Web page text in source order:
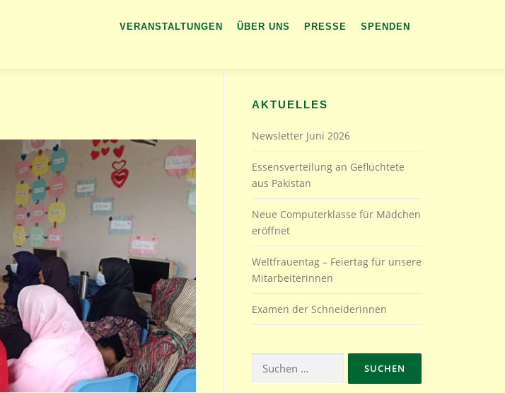
VERANSTALTUNGEN ÜBER UNS PRESSE SPENDEN
AKTUELLES
Newsletter Juni 2026
Essensverteilung an Geflüchtete
aus Pakistan
Neue Computerklasse für Mädchen
eröffnet
Weltfrauentag – Feiertag für unsere
Mitarbeiterinnen
Examen der Schneiderinnen
Suchen
nach: